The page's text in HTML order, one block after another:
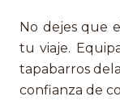
No dejes que
tu viaje.
tapabarros
confianza de